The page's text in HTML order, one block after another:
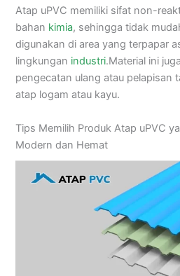
Atap uPVC memiliki sifat non-
bahan kimia, sehingga tidak
digunakan di area yang terpapar
lingkungan industri.Material ini
pengecatan ulang atau pelapisan
atap logam atau kayu.
Tips Memilih Produk Atap uPVC
Modern dan Hemat